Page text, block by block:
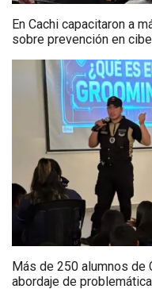
En Cachi capacitaron a
sobre prevención en
Más de 250 alumnos de
abordaje de